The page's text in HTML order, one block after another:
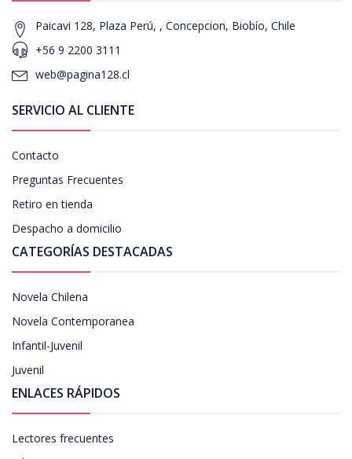
Paicavi 128, Plaza Perú, , Concepcion, Biobío, Chile
+56 9 2200 3111
web@pagina128.cl
SERVICIO AL CLIENTE
Contacto
Preguntas Frecuentes
Retiro en tienda
Despacho a domicilio
CATEGORÍAS DESTACADAS
Novela Chilena
Novela Contemporanea
Infantil-Juvenil
Juvenil
ENLACES RÁPIDOS
Lectores frecuentes